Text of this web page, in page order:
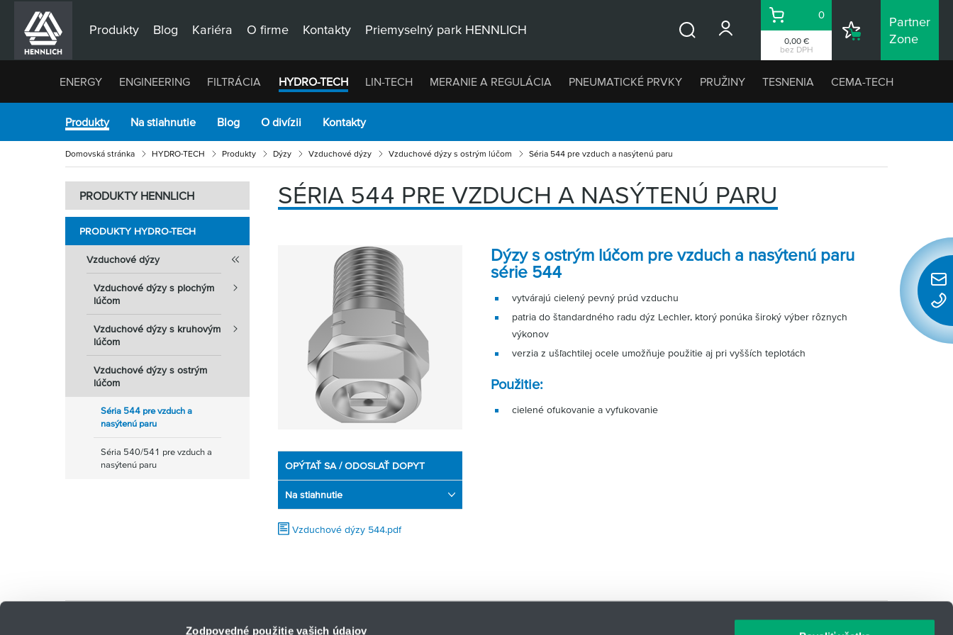
Zodpovedné použitie vašich údajov
Produkty Blog Kariéra O firme Kontakty Priemyselný park HENNLICH
0,00 €
bez DPH
Košík
0
Nákupný
Partner
Zone
ENERGY ENGINEERING FILTRÁCIA HYDRO-TECH LIN-TECH MERANIE A REGULÁCIA PNEUMATICKÉ PRVKY PRUŽINY TESNENIA CEMA-TECH
Produkty Na stiahnutie Blog O divízii Kontakty
Domovská stránka HYDRO-TECH Produkty Dýzy Vzduchové dýzy Vzduchové dýzy s ostrým lúčom Séria 544 pre vzduch a nasýtenú paru
PRODUKTY HENNLICH
PRODUKTY HYDRO-TECH
Vzduchové dýzy
Vzduchové dýzy s plochým
lúčom
Vzduchové dýzy s kruhovým
lúčom
Vzduchové dýzy s ostrým
lúčom
Séria 544 pre vzduch a
nasýtenú paru
Séria 540/541 pre vzduch a
nasýtenú paru
SÉRIA 544 PRE VZDUCH A NASÝTENÚ PARU
OPÝTAŤ SA / ODOSLAŤ DOPYT
Na stiahnutie
Vzduchové dýzy 544.pdf
Dýzy s ostrým lúčom pre vzduch a nasýtenú paru
série 544
vytvárajú cielený pevný prúd vzduchu
patria do štandardného radu dýz Lechler, ktorý ponúka široký výber rôznych
výkonov
verzia z ušľachtilej ocele umožňuje použitie aj pri vyšších teplotách
Použitie:
cielené ofukovanie a vyfukovanie
Počet nájdených produktov: